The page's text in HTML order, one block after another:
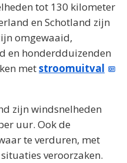
tot 130 kilometer
en Schotland zijn
omgewaaid,
en honderdduizenden
metstroomuitval
zijn windsnelheden
uur. Ook de
te verduren, met
veroorzaken.